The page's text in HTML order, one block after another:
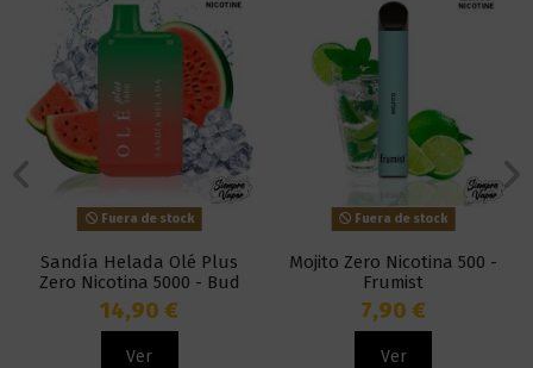
Fuera de stock
Sandía Helada Olé Plus
Zero Nicotina 5000 - Bud
Vape
14,90 €
Ver
Fuera de stock
Mojito Zero Nicotina 500 -
Frumist
7,90 €
Ver